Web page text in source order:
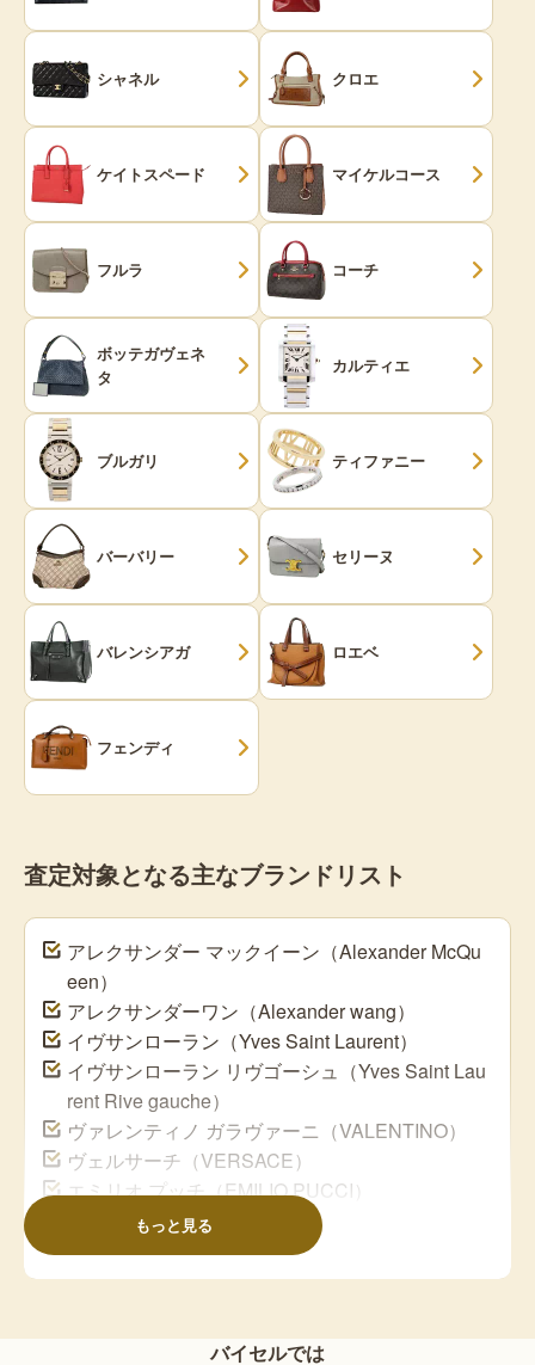
シャネル クロエ
ケイトスペード マイケルコース
フルラ コーチ
ボッテガヴェネ
タ
カルティエ
ブルガリ ティファニー
バーバリー セリーヌ
バレンシアガ ロエベ
フェンディ
査定対象となる主なブランドリスト
アレクサンダー マックイーン（Alexander McQu
een）
アレクサンダーワン（Alexander wang）
イヴサンローラン（Yves Saint Laurent）
イヴサンローラン リヴゴーシュ（Yves Saint Lau
rent Rive gauche）
ヴァレンティノ ガラヴァーニ（VALENTINO）
ヴェルサーチ（VERSACE）
エミリオ プッチ（EMILIO PUCCI）
エルメス（HERMES）
カルティエ（Cartier）
クロエ（Chloe）
クリスチャン ディオール（Christian Dior）
もっと見る
バイセルでは